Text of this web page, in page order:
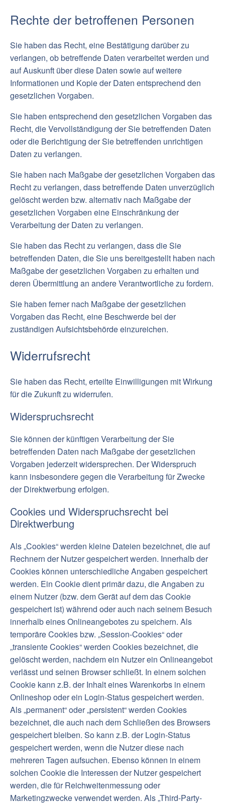
Rechte der betroffenen Personen
Sie haben das Recht, eine Bestätigung darüber zu
verlangen, ob betreffende Daten verarbeitet werden und
auf Auskunft über diese Daten sowie auf weitere
Informationen und Kopie der Daten entsprechend den
gesetzlichen Vorgaben.
Sie haben entsprechend den gesetzlichen Vorgaben das
Recht, die Vervollständigung der Sie betreffenden Daten
oder die Berichtigung der Sie betreffenden unrichtigen
Daten zu verlangen.
Sie haben nach Maßgabe der gesetzlichen Vorgaben das
Recht zu verlangen, dass betreffende Daten unverzüglich
gelöscht werden bzw. alternativ nach Maßgabe der
gesetzlichen Vorgaben eine Einschränkung der
Verarbeitung der Daten zu verlangen.
Sie haben das Recht zu verlangen, dass die Sie
betreffenden Daten, die Sie uns bereitgestellt haben nach
Maßgabe der gesetzlichen Vorgaben zu erhalten und
deren Übermittlung an andere Verantwortliche zu fordern.
Sie haben ferner nach Maßgabe der gesetzlichen
Vorgaben das Recht, eine Beschwerde bei der
zuständigen Aufsichtsbehörde einzureichen. ‍
Widerrufsrecht
Sie haben das Recht, erteilte Einwilligungen mit Wirkung
für die Zukunft zu widerrufen.
Widerspruchsrecht
Sie können der künftigen Verarbeitung der Sie
betreffenden Daten nach Maßgabe der gesetzlichen
Vorgaben jederzeit widersprechen. Der Widerspruch
kann insbesondere gegen die Verarbeitung für Zwecke
der Direktwerbung erfolgen.
Cookies und Widerspruchsrecht bei
Direktwerbung
Als „Cookies“ werden kleine Dateien bezeichnet, die auf
Rechnern der Nutzer gespeichert werden. Innerhalb der
Cookies können unterschiedliche Angaben gespeichert
werden. Ein Cookie dient primär dazu, die Angaben zu
einem Nutzer (bzw. dem Gerät auf dem das Cookie
gespeichert ist) während oder auch nach seinem Besuch
innerhalb eines Onlineangebotes zu speichern. Als
temporäre Cookies bzw. „Session-Cookies“ oder
„transiente Cookies“ werden Cookies bezeichnet, die
gelöscht werden, nachdem ein Nutzer ein Onlineangebot
verlässt und seinen Browser schließt. In einem solchen
Cookie kann z.B. der Inhalt eines Warenkorbs in einem
Onlineshop oder ein Login-Status gespeichert werden.
Als „permanent“ oder „persistent“ werden Cookies
bezeichnet, die auch nach dem Schließen des Browsers
gespeichert bleiben. So kann z.B. der Login-Status
gespeichert werden, wenn die Nutzer diese nach
mehreren Tagen aufsuchen. Ebenso können in einem
solchen Cookie die Interessen der Nutzer gespeichert
werden, die für Reichweitenmessung oder
Marketingzwecke verwendet werden. Als „Third-Party-